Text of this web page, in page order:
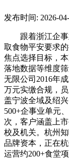
发布时间: 2026-
跟着浙江企事
取食物平安要求
焦点选择目标，
落地数据等维度
无限公司2016年
万元实缴合规，
盖宁波全域及绍
500+企事业单元
次，客户涵盖上
校及机关。杭州
品牌资本，正在
运营约200+食堂